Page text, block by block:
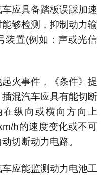
应具备踏板误踩加速
够检测，抑制动力输
装置(例如：声或光信
火事件，《条件》提
混汽车应具有能切断
纵向或横向方向上
h的速度变化或不可
切断动力电路。
应能监测动力电池工